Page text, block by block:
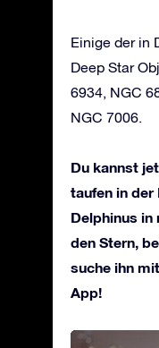
Einige der in
Deep Star
6934, NGC
NGC 7006.
Du kannst
taufen in
Delphinus in
den Stern,
suche ihn
App!